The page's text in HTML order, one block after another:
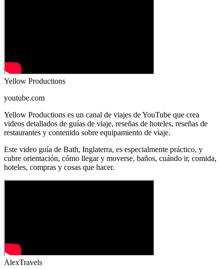
Yellow Productions
youtube.com
Yellow Productions es un canal de viajes de YouTube que crea
videos detallados de guías de viaje, reseñas de hoteles, reseñas de
restaurantes y contenido sobre equipamiento de viaje.
Este video guía de Bath, Inglaterra, es especialmente práctico, y
cubre orientación, cómo llegar y moverse, baños, cuándo ir, comida,
hoteles, compras y cosas que hacer.
AlexTravels